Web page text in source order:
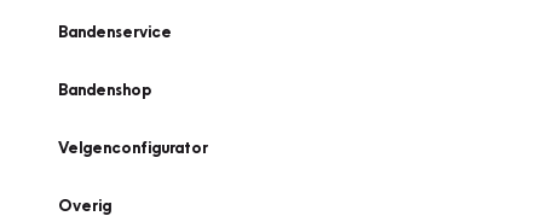
Bandenservice
Bandenshop
Velgenconfigurator
Overig